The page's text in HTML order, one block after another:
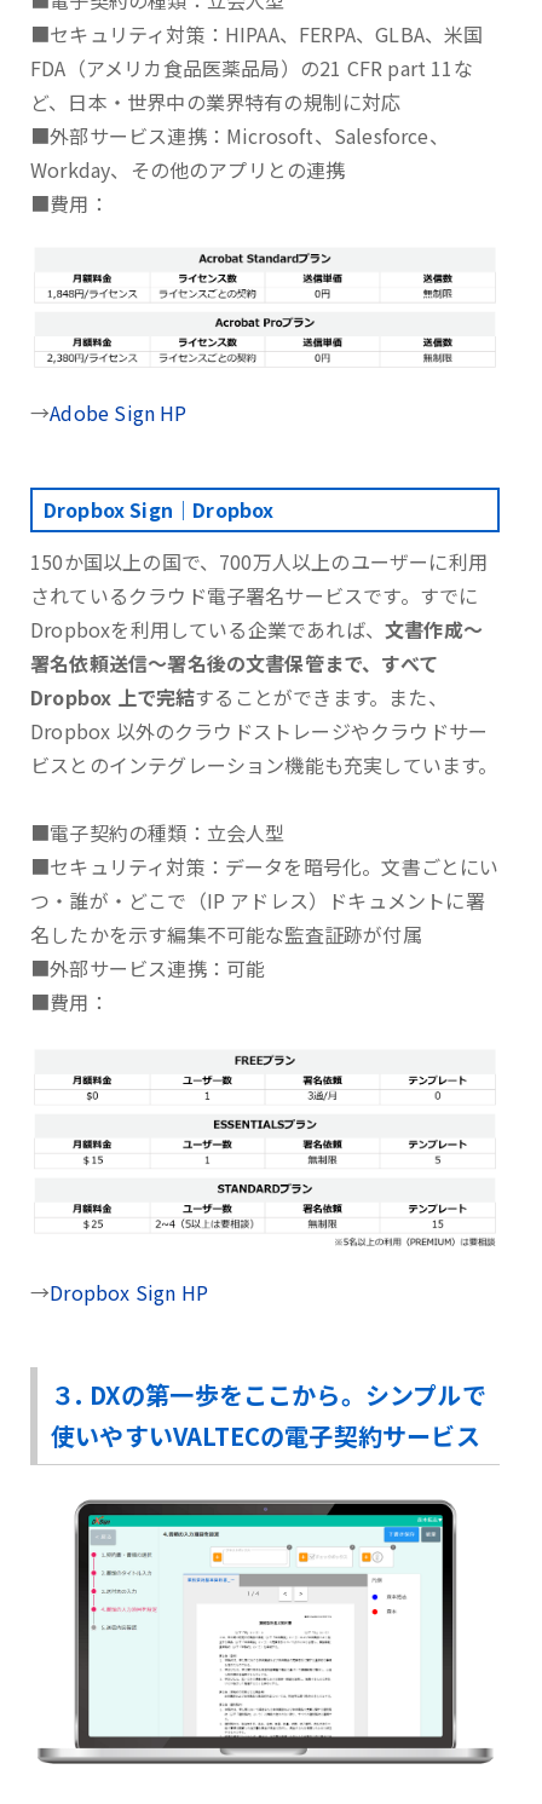
■セキュリティ対策：HIPAA、FERPA、GLBA、⽶国
FDA（アメリカ⾷品医薬品局）の21 CFR part 11な
ど、日本・世界中の業界特有の規制に対応
■外部サービス連携：Microsoft、Salesforce、
Workday、その他のアプリとの連携
■費用：
→Adobe Sign HP
Dropbox Sign｜Dropbox
150か国以上の国で、700万人以上のユーザーに利用
されているクラウド電子署名サービスです。すでに
Dropboxを利用している企業であれば、 文書作成～
署名依頼送信～署名後の文書保管まで、すべて
Dropbox 上で完結することができます。また、
Dropbox 以外のクラウドストレージやクラウドサー
ビスとのインテグレーション機能も充実しています。
■電子契約の種類：立会人型
■セキュリティ対策：データを暗号化。文書ごとにい
つ・誰が・どこで（IP アドレス）ドキュメントに署
名したかを示す編集不可能な監査証跡が付属
■外部サービス連携：可能
■費用：
→Dropbox Sign HP
３. DXの第一歩をここから。シンプルで
使いやすいVALTECの電子契約サービス